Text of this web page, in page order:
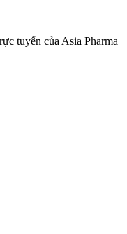
của Asia Pharma